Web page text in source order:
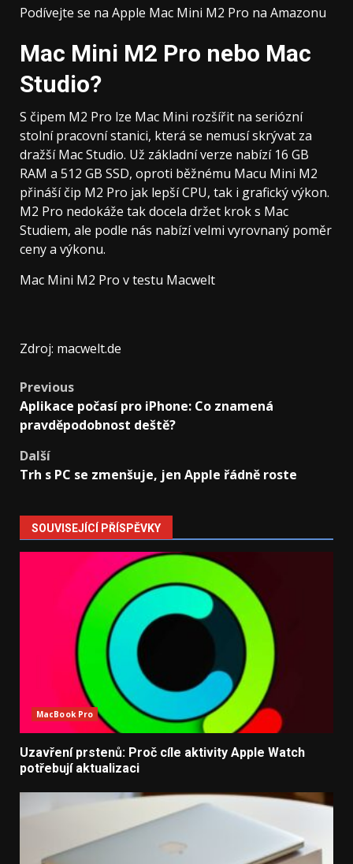
Podívejte se na Apple Mac Mini M2 Pro na Amazonu
Mac Mini M2 Pro nebo Mac
Studio?
S čipem M2 Pro lze Mac Mini rozšířit na seriózní
stolní pracovní stanici, která se nemusí skrývat za
dražší Mac Studio. Už základní verze nabízí 16 GB
RAM a 512 GB SSD, oproti běžnému Macu Mini M2
přináší čip M2 Pro jak lepší CPU, tak i grafický výkon.
M2 Pro nedokáže tak docela držet krok s Mac
Studiem, ale podle nás nabízí velmi vyrovnaný poměr
ceny a výkonu.
Mac Mini M2 Pro v testu Macwelt
Zdroj: macwelt.de
Post
navigation
Previous
Aplikace počasí pro iPhone: Co znamená
pravděpodobnost deště?
Další
Trh s PC se zmenšuje, jen Apple řádně roste
SOUVISEJÍCÍ PŘÍSPĚVKY
MacBook Pro
Uzavření prstenů: Proč cíle aktivity Apple Watch
potřebují aktualizaci